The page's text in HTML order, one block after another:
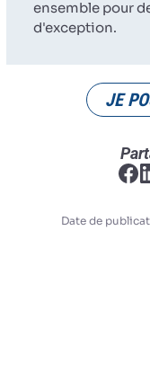
ensemble pour
d'exception.
JE
Date de